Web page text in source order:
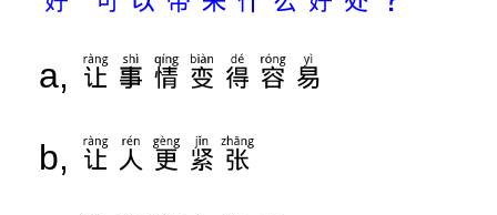
a, 让事情变得容易
b, 让人更紧张